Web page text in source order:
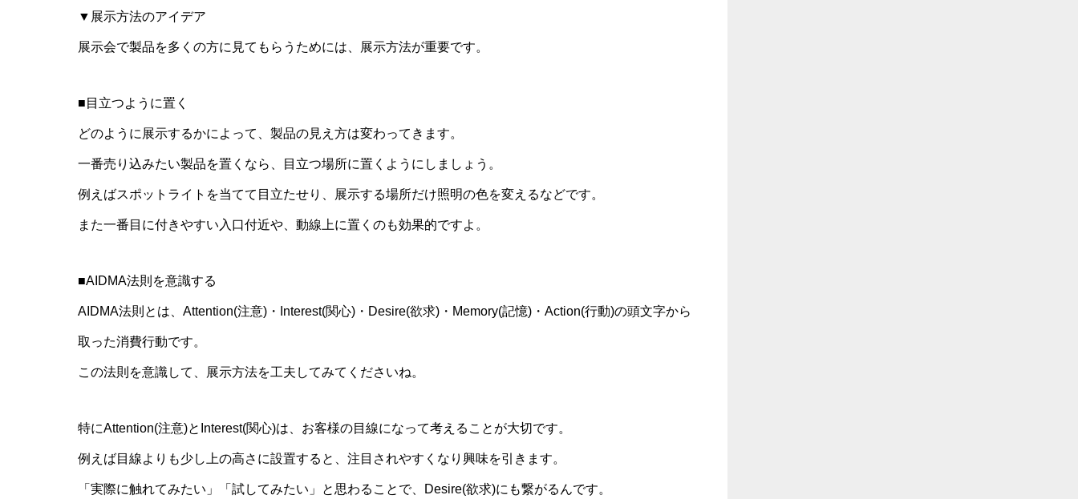
▼展示方法のアイデア
展示会で製品を多くの方に見てもらうためには、展示方法が重要です。
■目立つように置く
どのように展示するかによって、製品の見え方は変わってきます。
一番売り込みたい製品を置くなら、目立つ場所に置くようにしましょう。
例えばスポットライトを当てて目立たせり、展示する場所だけ照明の色を変えるなどです。
また一番目に付きやすい入口付近や、動線上に置くのも効果的ですよ。
■AIDMA法則を意識する
AIDMA法則とは、Attention(注意)・Interest(関心)・Desire(欲求)・Memory(記憶)・Action(行動)の頭文字から
取った消費行動です。
この法則を意識して、展示方法を工夫してみてくださいね。
特にAttention(注意)とInterest(関心)は、お客様の目線になって考えることが大切です。
例えば目線よりも少し上の高さに設置すると、注目されやすくなり興味を引きます。
「実際に触れてみたい」「試してみたい」と思わることで、Desire(欲求)にも繋がるんです。